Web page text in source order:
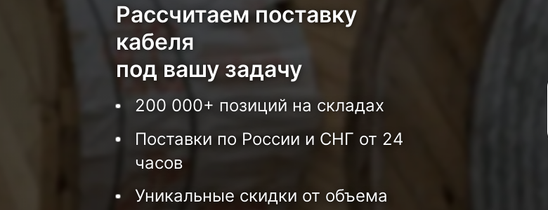
Рассчитаем поставку
кабеля
под вашу задачу
200 000+ позиций на складах
Поставки по России и СНГ от 24
часов
Уникальные скидки от объема